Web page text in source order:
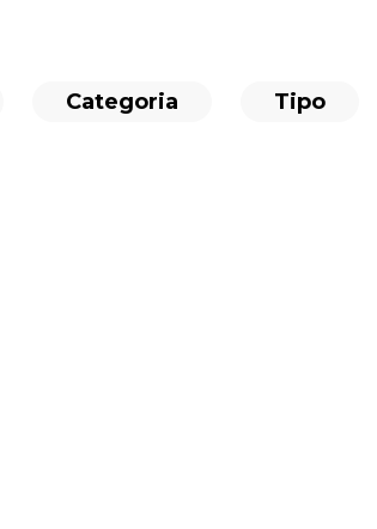
Categoria Tipo